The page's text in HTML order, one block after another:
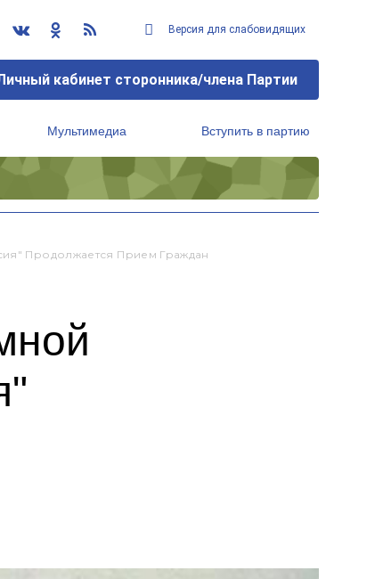
Версия для слабовидящих
кабинет сторонника/члена Партии
Мультимедиа Вступить в партию
Продолжается Прием Граждан